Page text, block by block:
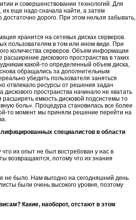
и совершенствовании технологий. Для
их еще надо сначала найти, а затем
дорого. При этом нельзя забывать,
хранится на сетевых дисках серверов.
пользователям в том или ином виде. При
количества серверов. Объем информации
дискового пространства в таких
какой-то определенный объем диска,
обращались за дополнительным
убедить пользователя заняться
отвлекало ресурсы от решения задач
пространства начинало не хватать
емкость дисковой подсистемы то
боль». Процедура становилась все более
то момент мы приняли решение перейти на
специалистов в области
их опыт не был востребован у нас в
возвращаются, потому что их знания
не было. Нам выгодно на сегодняшний день
были очень высокого уровня, поэтому
? Какие, наоборот, отстают в этом